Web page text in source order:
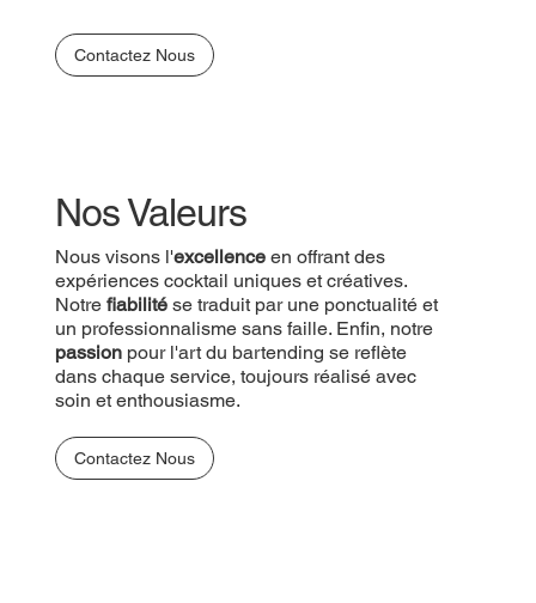
Contactez Nous
Nos Valeurs
Nous visons l'excellenceen offrant des
expériences cocktail uniques et créatives.
Notre fiabilité se traduit par une ponctualité et
un professionnalisme sans faille. Enfin, notre
passionpour l'art du bartending se reflète
dans chaque service, toujours réalisé avec
soin et enthousiasme.
Contactez Nous